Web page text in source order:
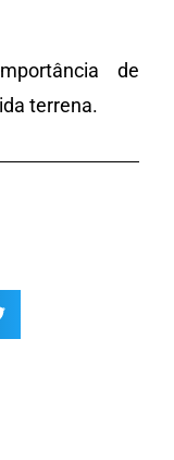
de
terrena.